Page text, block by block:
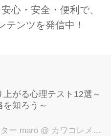
心・安全・便利で、
テンツを発信中！
上がる心理テスト12選～
を知ろう～
ー maro @ カワコレメディア編集部